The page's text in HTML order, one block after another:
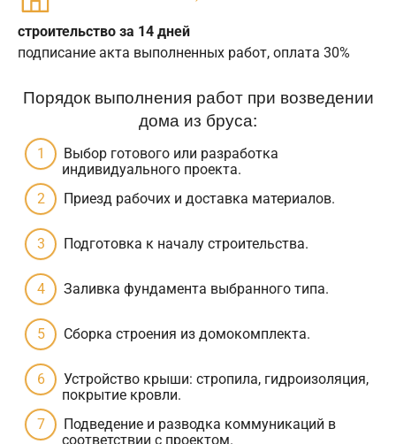
строительство за 14 дней
подписание акта выполненных работ, оплата 30%
Порядок выполнения работ при возведении
дома из бруса:
Выбор готового или разработка
индивидуального проекта.
Приезд рабочих и доставка материалов.
Подготовка к началу строительства.
Заливка фундамента выбранного типа.
Сборка строения из домокомплекта.
Устройство крыши: стропила, гидроизоляция,
покрытие кровли.
Подведение и разводка коммуникаций в
соответствии с проектом.